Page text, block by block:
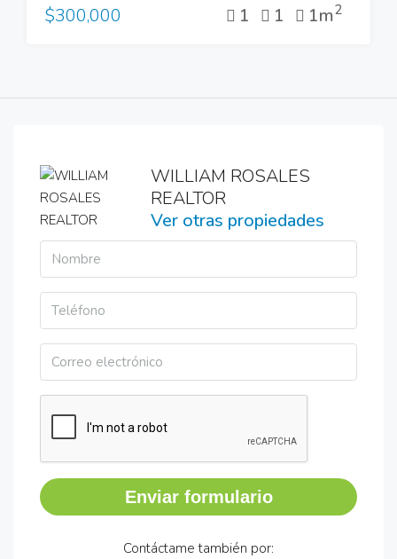
$300,000 1 1 1m2
WILLIAM ROSALES
REALTOR
Ver otras propiedades
Enviar formulario
Contáctame también por: